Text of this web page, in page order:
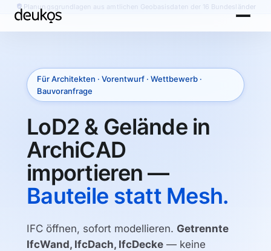
Planungsgrundlagen aus amtlichen Geobasisdaten der 16 Bundesländer
Für Architekten · Vorentwurf · Wettbewerb ·
Bauvoranfrage
LoD2 & Gelände in
ArchiCAD
importieren —
Bauteile statt Mesh.
IFC öffnen, sofort modellieren. Getrennte
IfcWand, IfcDach, IfcDecke — keine